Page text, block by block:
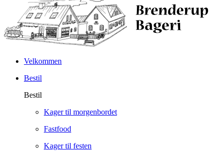
Velkommen
Bestil
Bestil
Kager til morgenbordet
Fastfood
Kager til festen